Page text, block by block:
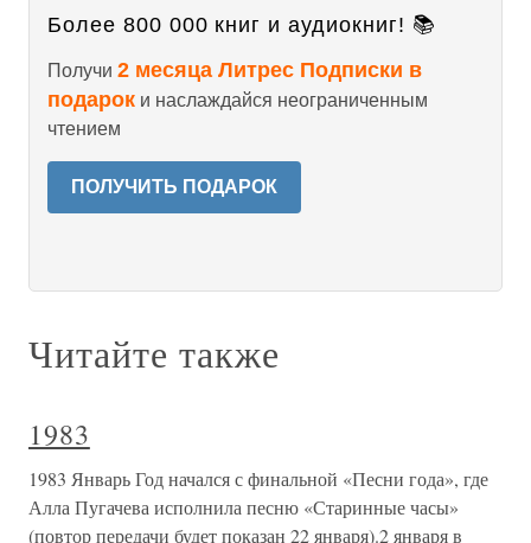
Более 800 000 книг и аудиокниг! 📚
Получи 2 месяца Литрес Подписки в
подарок и наслаждайся неограниченным
чтением
ПОЛУЧИТЬ ПОДАРОК
Читайте также
1983
1983 Январь Год начался с финальной «Песни года», где
Алла Пугачева исполнила песню «Старинные часы»
(повтор передачи будет показан 22 января).2 января в